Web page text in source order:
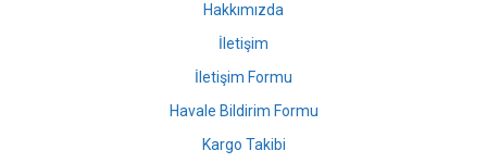
Gönder
Hakkımızda
İletişim
İletişim Formu
Havale Bildirim Formu
Kargo Takibi